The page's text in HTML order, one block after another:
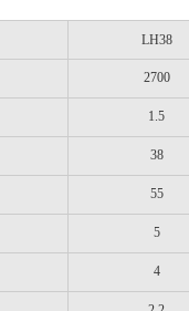
LH38
2700
1.5
38
55
5
4